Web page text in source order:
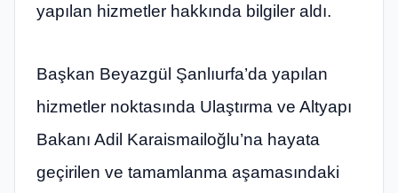
yapılan hizmetler hakkında bilgiler aldı.
Başkan Beyazgül Şanlıurfa’da yapılan
hizmetler noktasında Ulaştırma ve Altyapı
Bakanı Adil Karaismailoğlu’na hayata
geçirilen ve tamamlanma aşamasındaki